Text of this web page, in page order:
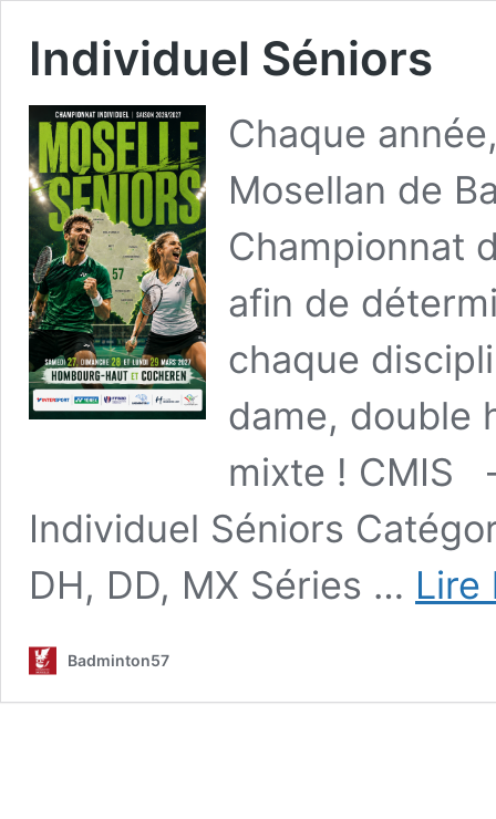
Individuel Séniors
Chaque
Mosellan de
Championnat
afin de
chaque
dame, double
mixte ! CMIS
Individuel Séniors
DH, DD, MX Séries … Lire
Badminton57